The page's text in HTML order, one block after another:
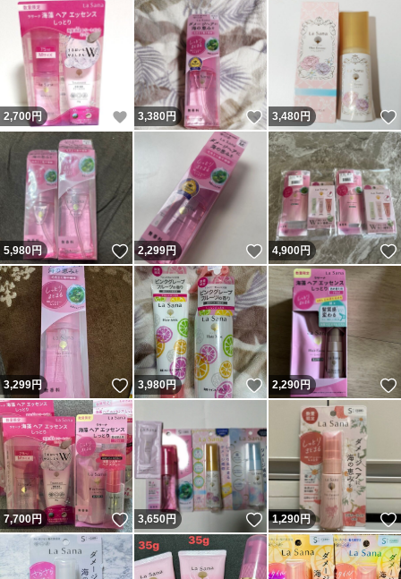
2,700円 いいね！
3,380円 いいね！
3,480円
5,980円 いいね！
2,299円 いいね！
4,900円
3,299円 いいね！
3,980円 いいね！
2,290円
7,700円 いいね！
3,650円 いいね！
1,290円